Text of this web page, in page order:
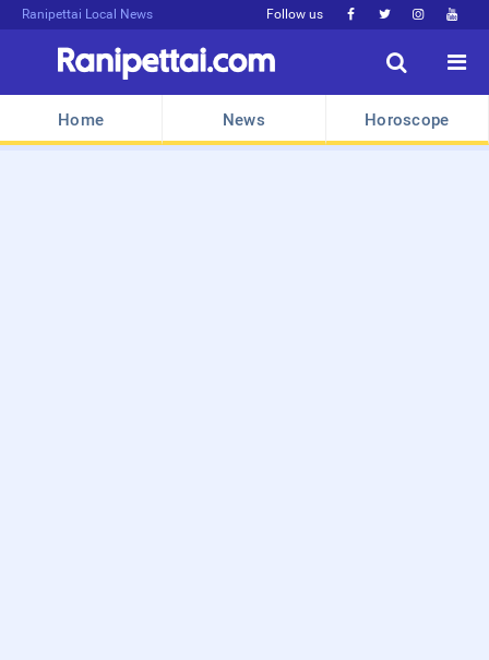
Ranipettai Local News Follow us    


Home News Horoscope